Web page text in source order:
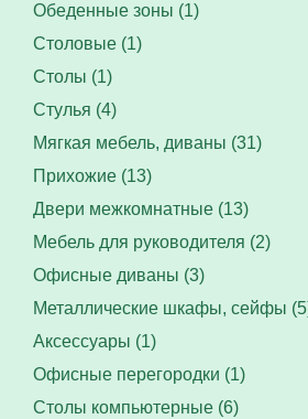
Обеденные зоны (1)
Столовые (1)
Столы (1)
Стулья (4)
Мягкая мебель, диваны (31)
Прихожие (13)
Двери межкомнатные (13)
Мебель для руководителя (2)
Офисные диваны (3)
Металлические шкафы, сейфы
Аксессуары (1)
Офисные перегородки (1)
Столы компьютерные (6)